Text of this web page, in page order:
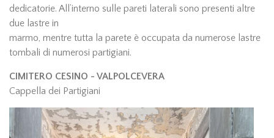
dedicatorie. All’interno sulle pareti laterali sono presenti altre
due lastre in
marmo, mentre tutta la parete è occupata da numerose lastre
tombali di numerosi partigiani.
CIMITERO CESINO - VALPOLCEVERA
Cappella dei Partigiani